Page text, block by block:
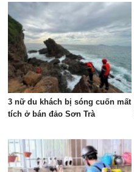
3 nữ du khách bị sóng cuốn mất
tích ở bán đảo Sơn Trà